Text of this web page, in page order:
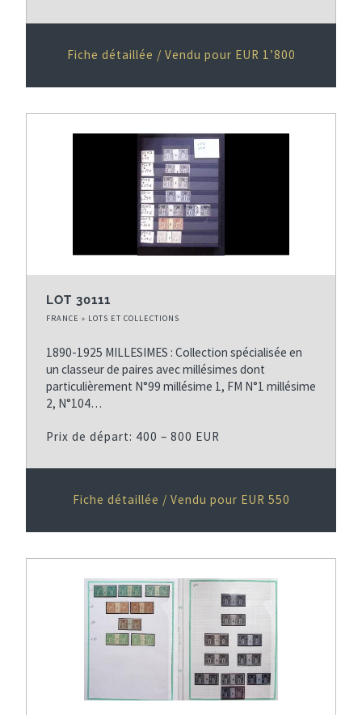
Fiche détaillée / Vendu pour EUR 1’800
LOT 30111
FRANCE » LOTS ET COLLECTIONS
1890-1925 MILLESIMES : Collection spécialisée en
un classeur de paires avec millésimes dont
particulièrement N°99 millésime 1, FM N°1 millésime
2, N°104…
Prix de départ: 400 – 800 EUR
Fiche détaillée / Vendu pour EUR 550